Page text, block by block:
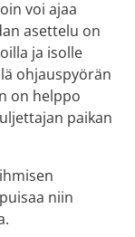
voi ajaa
asettelu on
ja isolle
ohjauspyörän
on helppo
paikan
niin